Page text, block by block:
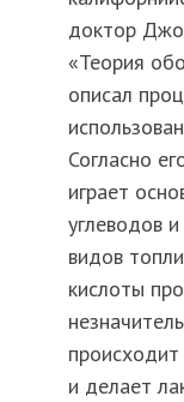
доктор
«Теория
описал
Согласно
играет
углеводов
видов
кислоты
и делает